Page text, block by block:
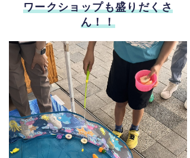
ワークショップも盛りだくさ
ん！！